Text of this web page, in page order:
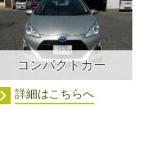
コンパクトカー
詳細はこちらへ